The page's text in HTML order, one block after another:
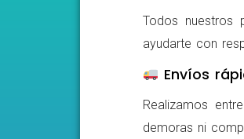
Todos nuestros
ayudarte con
Envíos
Realizamos
demoras ni